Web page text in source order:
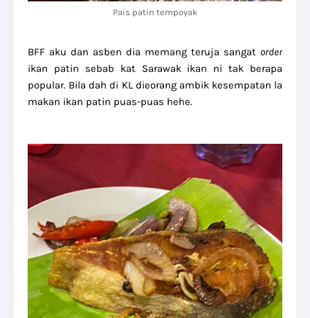
Pais patin tempoyak
BFF aku dan asben dia memang teruja sangat order
ikan patin sebab kat Sarawak ikan ni tak berapa
popular. Bila dah di KL dieorang ambik kesempatan la
makan ikan patin puas-puas hehe.